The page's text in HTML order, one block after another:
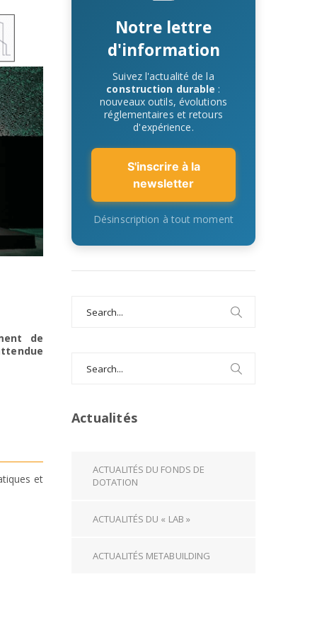
de
et
Notre lettre
d'information
Suivez l'actualité de la
construction durable :
nouveaux outils, évolutions
réglementaires et retours
d'expérience.
S'inscrire à la
newsletter
Désinscription à tout moment
Actualités
ACTUALITÉS DU FONDS DE
DOTATION
ACTUALITÉS DU « LAB »
ACTUALITÉS METABUILDING